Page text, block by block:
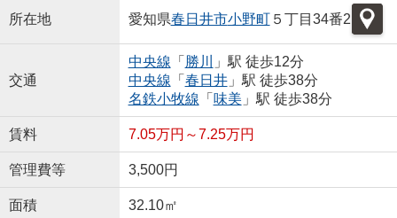
所在地 愛知県春日井市小野町５丁目34番2
交通
中央線 「 勝川
」駅 徒歩12分
中央線 「 春日井」駅 徒歩38分
名鉄小牧線 「 味美 」駅 徒歩38分
賃料 7.05万円～7.25万円
管理費等 3,500円
面積 32.10㎡